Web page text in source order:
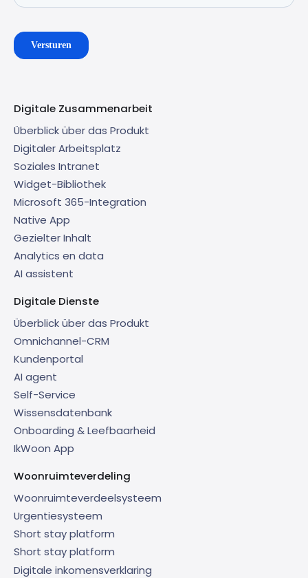
Digitale Zusammenarbeit
Überblick über das Produkt
Digitaler Arbeitsplatz
Soziales Intranet
Widget-Bibliothek
Microsoft 365-Integration
Native App
Gezielter Inhalt
Analytics en data
AI assistent
Digitale Dienste
Überblick über das Produkt
Omnichannel-CRM
Kundenportal
AI agent
Self-Service
Wissensdatenbank
Onboarding & Leefbaarheid
IkWoon App
Woonruimteverdeling
Woonruimteverdeelsysteem
Urgentiesysteem
Short stay platform
Short stay platform
Digitale inkomensverklaring